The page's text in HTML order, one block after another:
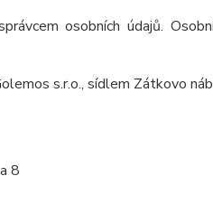
osobních údajů.
s.r.o., sídlem Zátkovo
8